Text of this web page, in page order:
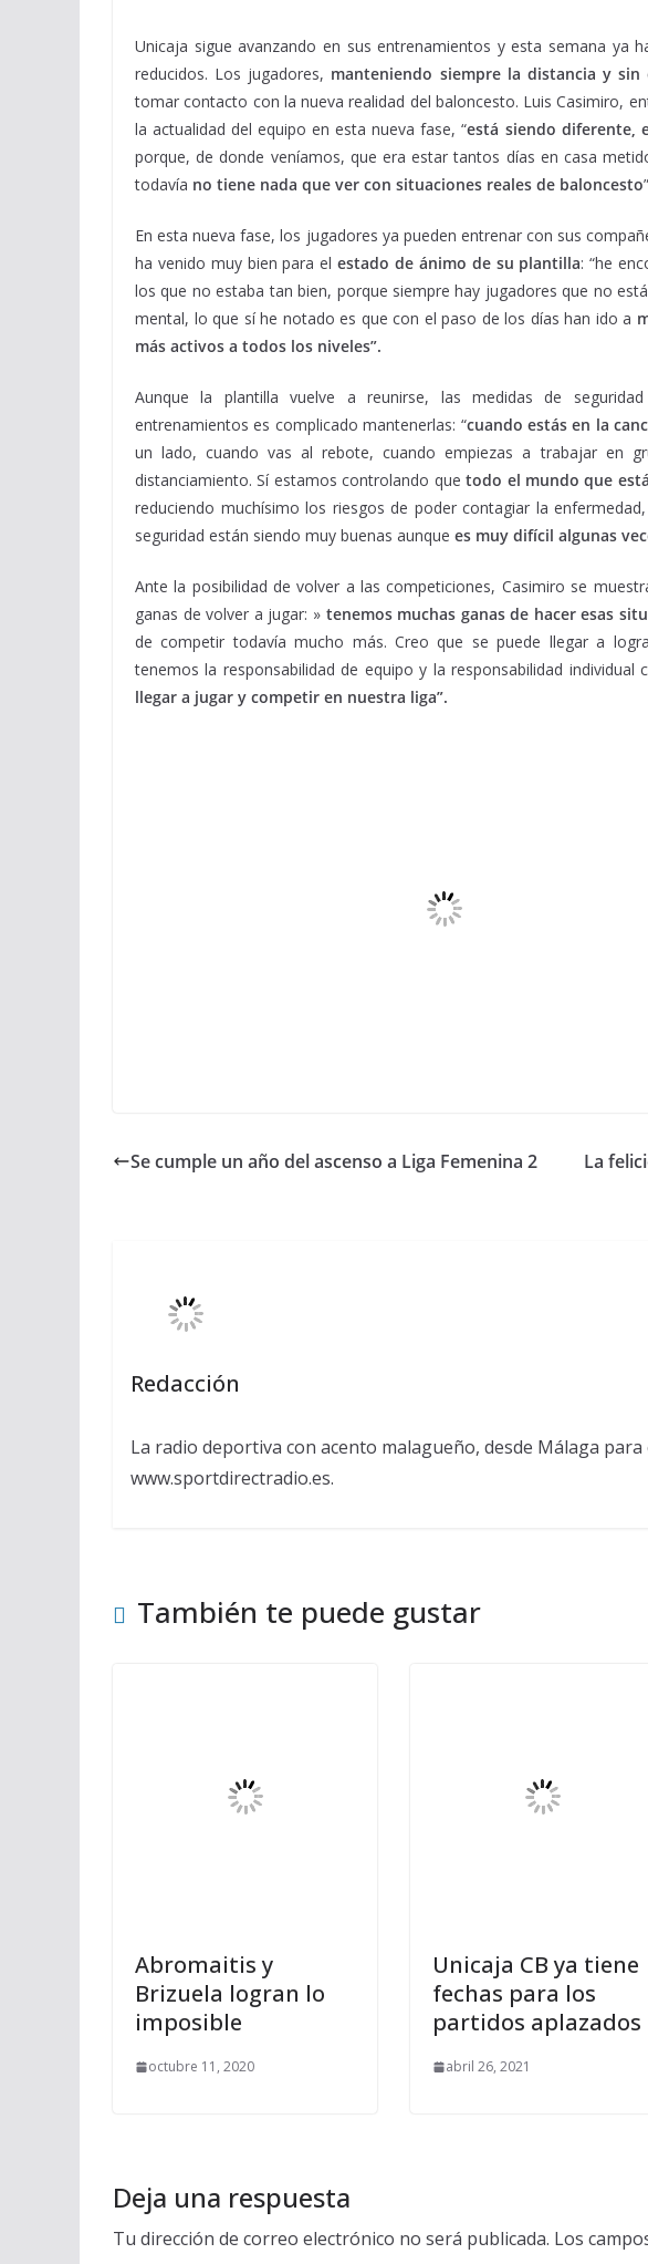
Unicaja sigue avanzando en sus entrenamientos y esta semana ya
reducidos. Los jugadores, manteniendo siempre la distancia y
tomar contacto con la nueva realidad del baloncesto. Luis Casimiro,
la actualidad del equipo en esta nueva fase, “está siendo diferente,
porque, de donde veníamos, que era estar tantos días en casa
todavía no tiene nada que ver con situaciones reales de baloncesto
En esta nueva fase, los jugadores ya pueden entrenar con sus
ha venido muy bien para elestado de ánimo de su plantilla: “he
los que no estaba tan bien, porque siempre hay jugadores que no
mental, lo que sí he notado es que con el paso de los días han ido a
más activos a todos los niveles”.
Aunque la plantilla vuelve a reunirse, las medidas de
entrenamientos es complicado mantenerlas: “cuando estás en la
un lado, cuando vas al rebote, cuando empiezas a trabajar en
distanciamiento. Sí estamos controlando quetodo el mundo que
reduciendo muchísimo los riesgos de poder contagiar la
seguridad están siendo muy buenas aunque es muy difícil algunas
Ante la posibilidad de volver a las competiciones, Casimiro se
ganas de volver a jugar: » tenemos muchas ganas de hacer esas
de competir todavía mucho más. Creo que se puede llegar a
tenemos la responsabilidad de equipo y la responsabilidad individual
llegar a jugar y competir en nuestra liga”.
Se cumple un año del ascenso a Liga Femenina 2
La
Redacción
La radio deportiva con acento malagueño, desde Málaga para
www.sportdirectradio.es.
También te puede gustar
Abromaitis y
Brizuela logran lo
imposible
octubre 11, 2020
Unicaja CB ya tiene
fechas para los
partidos aplazados
abril 26, 2021
Deja una respuesta
Tu dirección de correo electrónico no será publicada. Los